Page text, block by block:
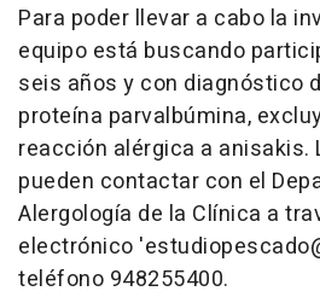
Para poder llevar a cabo la
equipo está buscando
seis años y con diagnóstico
proteína parvalbúmina,
reacción alérgica a anisakis.
pueden contactar con el
Alergología de la Clínica a
electrónico
teléfono 948255400.